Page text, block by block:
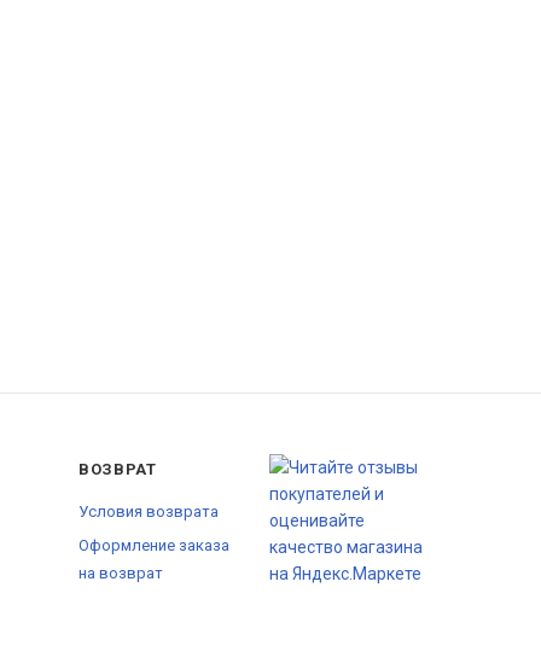
ВОЗВРАТ
Условия возврата
Оформление заказа
на возврат